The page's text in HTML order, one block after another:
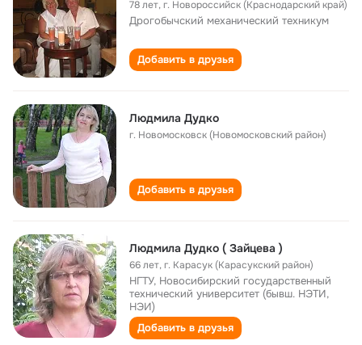
78 лет,г. Новороссийск (Краснодарский край)
Дрогобычский механический техникум
Добавить в друзья
Людмила Дудко
г. Новомосковск (Новомосковский район)
Добавить в друзья
Людмила Дудко ( Зайцева )
66 лет,г. Карасук (Карасукский район)
НГТУ, Новосибирский государственный
технический университет (бывш. НЭТИ,
НЭИ)
Добавить в друзья